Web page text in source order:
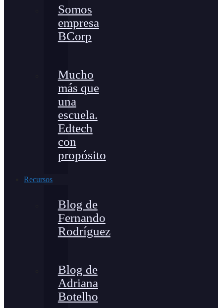
Somos
empresa
BCorp
Mucho
más que
una
escuela.
Edtech
con
propósito
Recursos
Blog de
Fernando
Rodríguez
Blog de
Adriana
Botelho